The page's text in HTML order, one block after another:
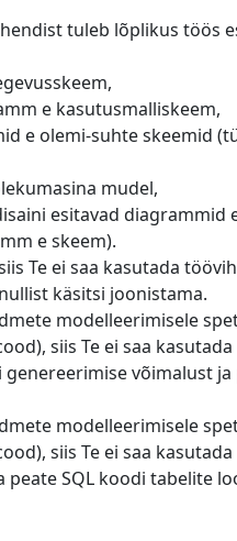
tuleb lõplikus töös
e kasutusmalliskeem,
e olemi-suhte skeemid
mudel,
esitavad
e skeem).
siis Te ei saa kasutada
käsitsi joonistama.
modelleerimisele
siis Te ei saa
võimalust
modelleerimisele
siis Te ei saa
peate SQL koodi tabelite